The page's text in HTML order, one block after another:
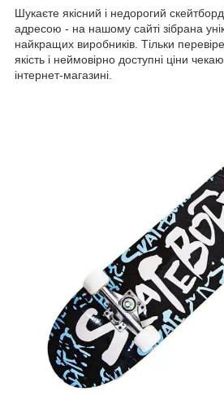
Шукаєте якісний і недорогий
адресою - на нашому сайті зібрана
найкращих виробників. Тільки
якість і неймовірно доступні ціни
інтернет-магазині.